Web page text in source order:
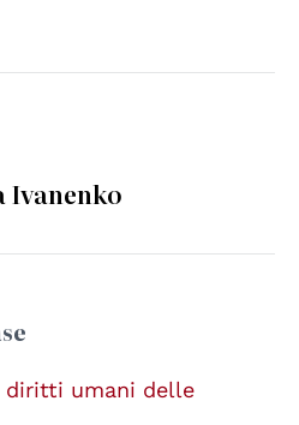
Ivanenko
diritti umani delle